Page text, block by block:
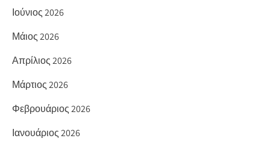
Ιούνιος 2026
Μάιος 2026
Απρίλιος 2026
Μάρτιος 2026
Φεβρουάριος 2026
Ιανουάριος 2026